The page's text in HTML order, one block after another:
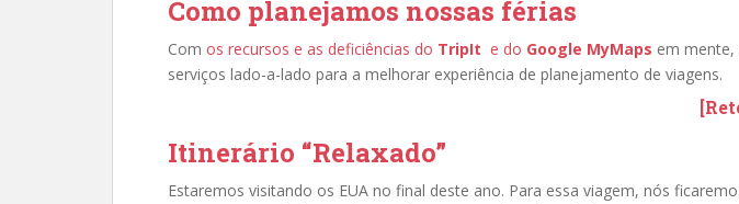
Como planejamos nossas férias
Com os recursos e as deficiências do TripIt e do Google MyMaps em
serviços lado-a-lado para a melhorar experiência de planejamento de viagens.
Itinerário “Relaxado”
Estaremos visitando os EUA no final deste ano. Para essa viagem, nós